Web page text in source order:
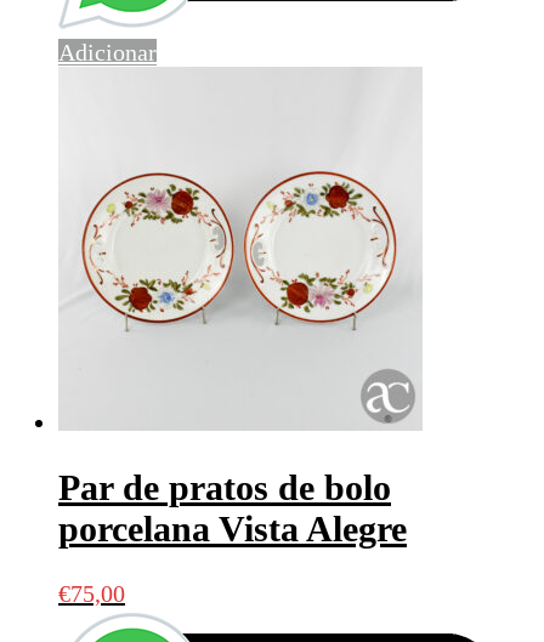
Adicionar
Par de pratos de bolo
porcelana Vista Alegre
€75,00